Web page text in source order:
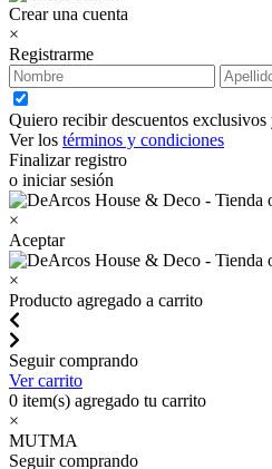
Crear una cuenta
×
Registrarme
Quiero recibir descuentos
Ver los términos y condiciones
Finalizar registro
o iniciar sesión
×
Aceptar
×
Producto agregado a carrito
Seguir comprando
Ver carrito
0 item(s) agregado tu carrito
×
MUTMA
Seguir comprando